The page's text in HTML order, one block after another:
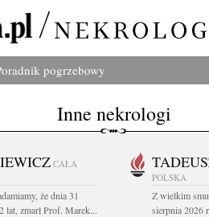
pogrzebowy
Inne nekrologi
CAŁA
że dnia 31
zmarł Prof. Marek...
POLSKA
Z wielkim
sierpnia 2026